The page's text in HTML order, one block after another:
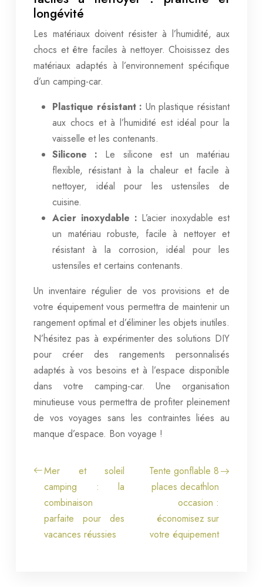
longévité
Les matériaux doivent résister à l’humidité, aux
chocs et être faciles à nettoyer. Choisissez des
matériaux adaptés à l’environnement spécifique
d’un camping-car.
Plastique résistant : Un plastique résistant
aux chocs et à l’humidité est idéal pour la
vaisselle et les contenants.
Silicone : Le silicone est un matériau
flexible, résistant à la chaleur et facile à
nettoyer, idéal pour les ustensiles de
cuisine.
Acier inoxydable : L’acier inoxydable est
un matériau robuste, facile à nettoyer et
résistant à la corrosion, idéal pour les
ustensiles et certains contenants.
Un inventaire régulier de vos provisions et de
votre équipement vous permettra de maintenir un
rangement optimal et d’éliminer les objets inutiles.
N’hésitez pas à expérimenter des solutions DIY
pour créer des rangements personnalisés
adaptés à vos besoins et à l’espace disponible
dans votre camping-car. Une organisation
minutieuse vous permettra de profiter pleinement
de vos voyages sans les contraintes liées au
manque d’espace. Bon voyage !
Mer et soleil
camping : la
combinaison
parfaite pour des
vacances réussies
Tente gonflable 8
places decathlon
occasion :
économisez sur
votre équipement